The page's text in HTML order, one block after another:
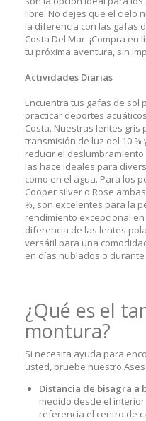
libre. No dejes que el cielo
la diferencia con las gafas
Costa Del Mar. ¡Compra
tu próxima aventura, sin
Actividades Diarias
Encuentra tus gafas de sol
practicar deportes
Costa. Nuestras lentes gris
transmisión de luz del 10
reducir el
las hace ideales para
como en el agua. Para los
Cooper silver o Rose
%, son excelentes para la
rendimiento excepcional
diferencia de las lentes
versátil para una
en días nublados o
¿Qué es el
montura?
Si necesita ayuda para
usted, pruebe nuestro
Distancia de bisagra a
medido desde el
referencia el centro de